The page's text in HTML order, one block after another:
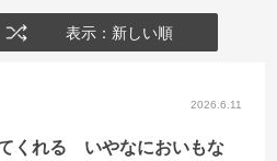
表示：新しい順
2026.6.11
くれる いやなにおいもな